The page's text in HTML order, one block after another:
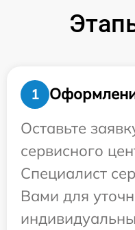
1
Оставьте
сервисного
Специалист
Вами для